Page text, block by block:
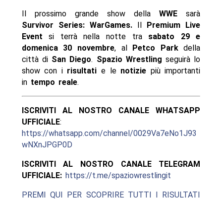
Il prossimo grande show dellaWWE sarà
Survivor Series: WarGames.Il
Premium Live
Event si terrà nella notte trasabato 29 e
domenica 30 novembre, al Petco Parkdella
città di San Diego. Spazio Wrestling seguirà lo
show con i risultati e le notizie più importanti
in tempo reale.
ISCRIVITI AL NOSTRO CANALE WHATSAPP
UFFICIALE:
https://whatsapp.com/channel/0029Va7eNo1J93
wNXnJPGP0D
ISCRIVITI AL NOSTRO CANALE TELEGRAM
UFFICIALE: https://t.me/spaziowrestlingit
PREMI QUI PER SCOPRIRE TUTTI I RISULTATI